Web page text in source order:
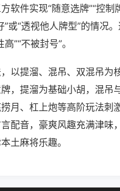
软件实现“随意选牌”“控制
或“透视他人牌型”的情况
”“不被封号”。
以提溜、混吊、双混吊为
，提溜为基础小胡，混吊
月、杠上炮等高阶玩法刺
配音，豪爽风趣充满津味
土麻将乐趣。